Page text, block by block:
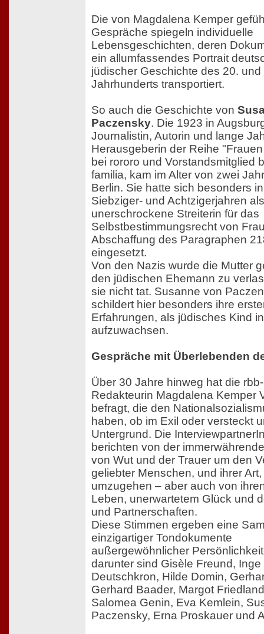
Die von Magdalena Kemper
Gespräche spiegeln individuelle
Lebensgeschichten, deren
ein allumfassendes Portrait
jüdischer Geschichte des 20. und
Jahrhunderts transportiert.
So auch die Geschichte von
Paczensky. Die 1923 in
Journalistin, Autorin und lange
Herausgeberin der Reihe
bei rororo und Vorstandsmitglied
familia, kam im Alter von zwei
Berlin. Sie hatte sich besonders
Siebziger- und Achtzigerjahren als
unerschrockene Streiterin für das
Selbstbestimmungsrecht von
Abschaffung des Paragraphen
eingesetzt.
Von den Nazis wurde die Mutter
den jüdischen Ehemann zu
sie nicht tat. Susanne von
schildert hier besonders ihre
Erfahrungen, als jüdisches Kind
aufzuwachsen.
Gespräche mit Überlebenden
Über 30 Jahre hinweg hat die rbb-
Redakteurin Magdalena Kemper
befragt, die den
haben, ob im Exil oder versteckt
Untergrund. Die
berichten von der
von Wut und der Trauer um den
geliebter Menschen, und ihrer
umzugehen – aber auch von
Leben, unerwartetem Glück und
und Partnerschaften.
Diese Stimmen ergeben eine
einzigartiger Tondokumente
außergewöhnlicher
darunter sind Gisèle Freund, Inge
Deutschkron, Hilde Domin,
Gerhard Baader, Margot
Salomea Genin, Eva Kemlein,
Paczensky, Erna Proskauer und